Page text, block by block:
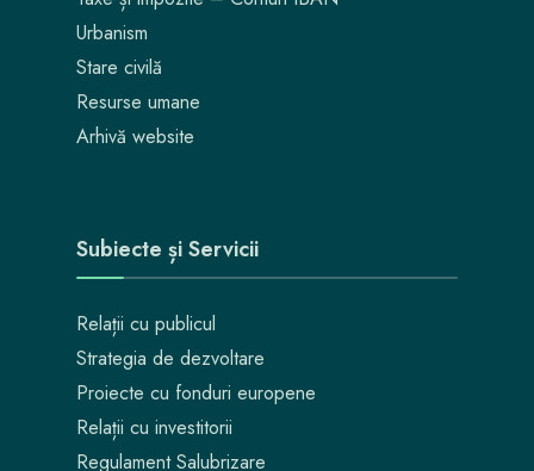
Urbanism
Stare civilă
Resurse umane
Arhivă website
Subiecte și Servicii
Relații cu publicul
Strategia de dezvoltare
Proiecte cu fonduri europene
Relații cu investitorii
Regulament Salubrizare